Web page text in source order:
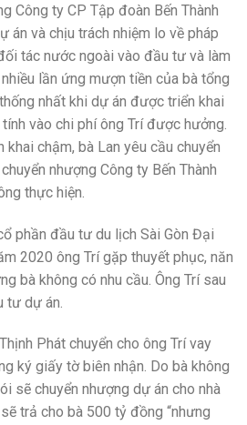
Công ty CP Tập đoàn Bến Thành
án và chịu trách nhiệm lo về pháp
tác nước ngoài vào đầu tư và làm
lần ứng mượn tiền của bà tổng
nhất khi dự án được triển khai
vào chi phí ông Trí được hưởng.
khai chậm, bà Lan yêu cầu chuyển
nhượng Công ty Bến Thành
thực hiện.
phần đầu tư du lịch Sài Gòn Đại
2020 ông Trí gặp thuyết phục, năn
bà không có nhu cầu. Ông Trí sau
tư dự án.
Phát chuyển cho ông Trí vay
ký giấy tờ biên nhận. Do bà không
sẽ chuyển nhượng dự án cho nhà
trả cho bà 500 tỷ đồng “nhưng